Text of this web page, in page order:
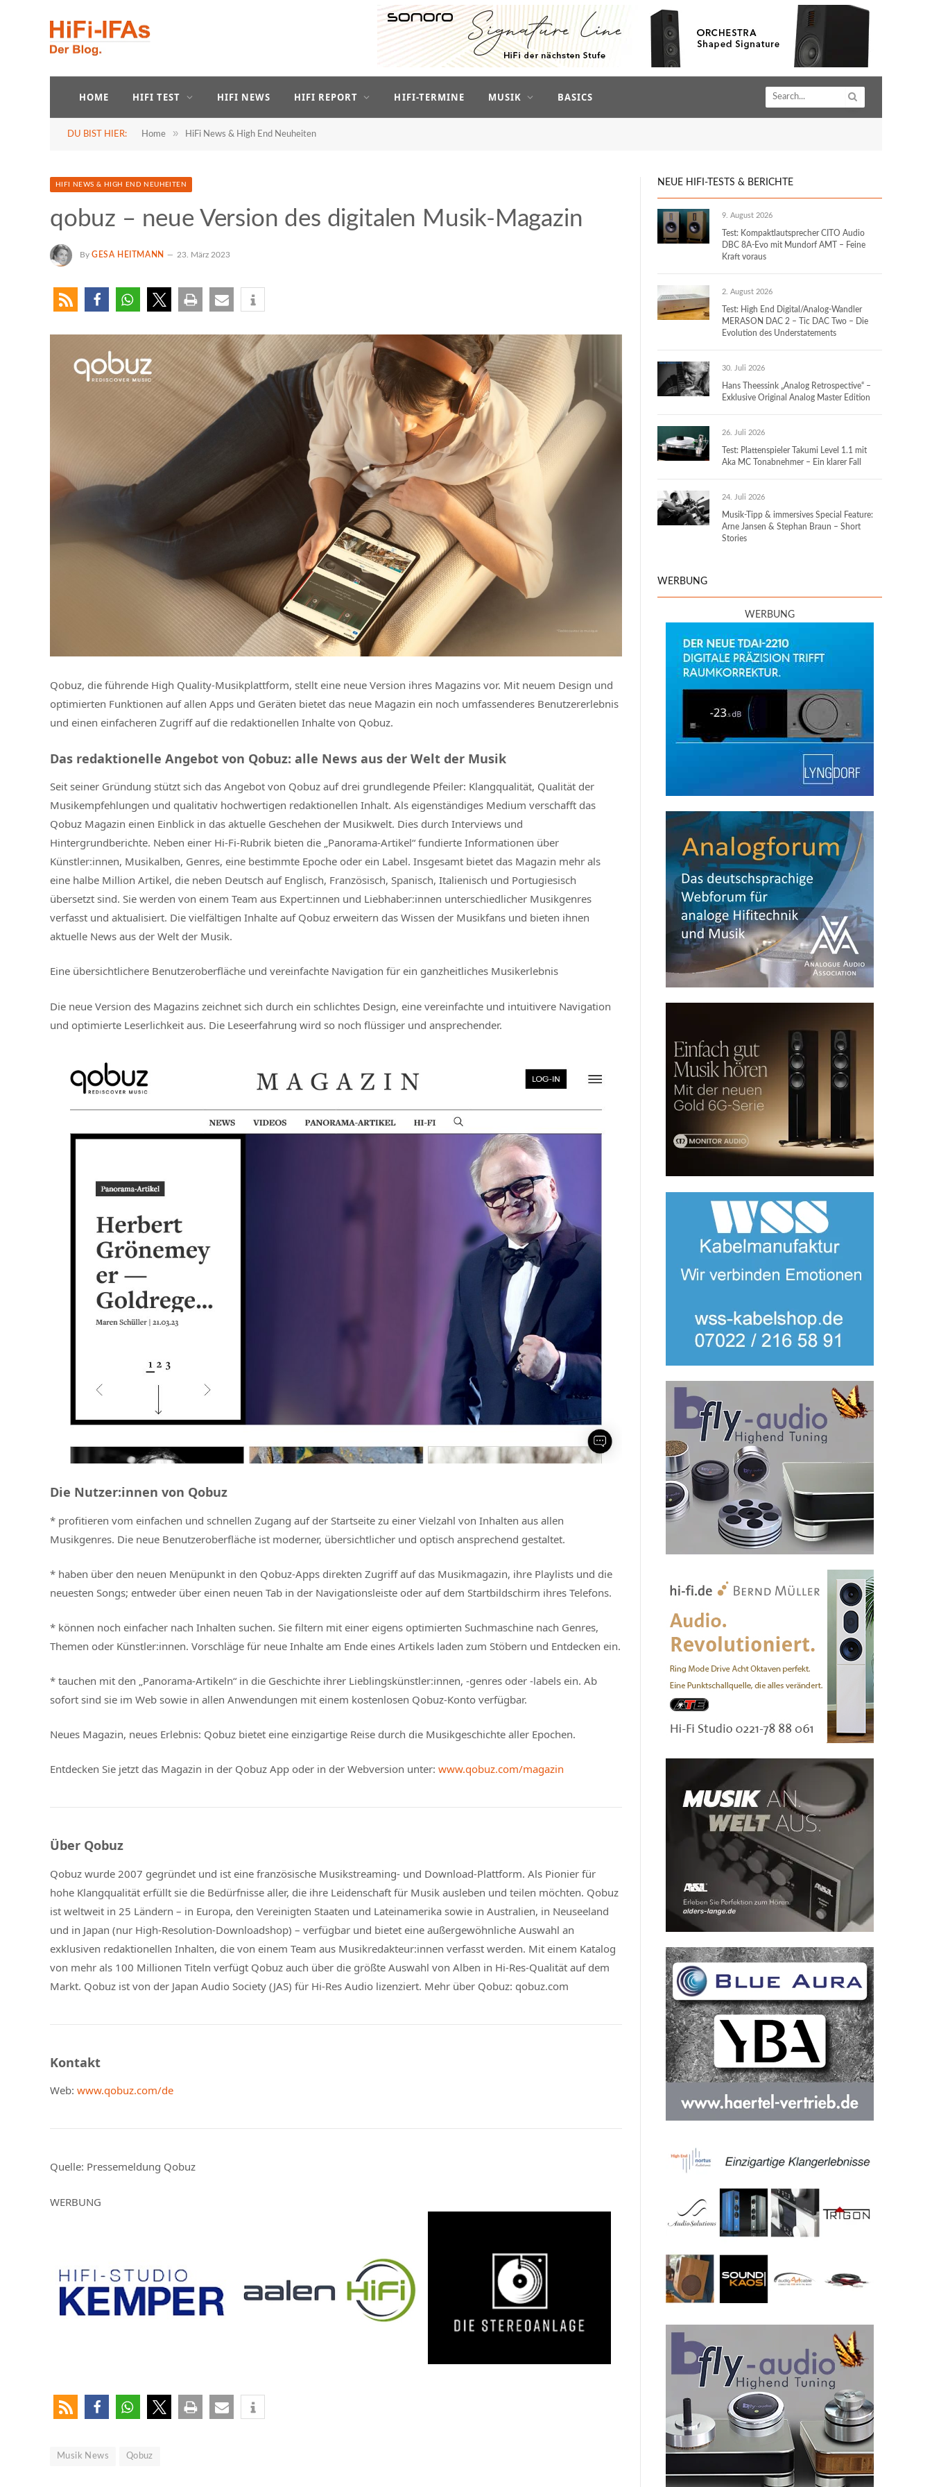
HOME HIFI TEST HIFI NEWS HIFI REPORT HIFI-TERMINE MUSIK BASICS
DU BIST HIER: Home » HiFi News & High End Neuheiten
HIFI NEWS & HIGH END NEUHEITEN
qobuz – neue Version des digitalen Musik-Magazin
By GESA HEITMANN 23. März 2023
Qobuz, die führende High Quality-Musikplattform, stellt eine neue Version ihres Magazins vor. Mit neuem Design und
optimierten Funktionen auf allen Apps und Geräten bietet das neue Magazin ein noch umfassenderes Benutzererlebnis
und einen einfacheren Zugriff auf die redaktionellen Inhalte von Qobuz.
Das redaktionelle Angebot von Qobuz: alle News aus der Welt der Musik
Seit seiner Gründung stützt sich das Angebot von Qobuz auf drei grundlegende Pfeiler: Klangqualität, Qualität der
Musikempfehlungen und qualitativ hochwertigen redaktionellen Inhalt. Als eigenständiges Medium verschafft das
Qobuz Magazin einen Einblick in das aktuelle Geschehen der Musikwelt. Dies durch Interviews und
Hintergrundberichte. Neben einer Hi-Fi-Rubrik bieten die „Panorama-Artikel“ fundierte Informationen über
Künstler:innen, Musikalben, Genres, eine bestimmte Epoche oder ein Label. Insgesamt bietet das Magazin mehr als
eine halbe Million Artikel, die neben Deutsch auf Englisch, Französisch, Spanisch, Italienisch und Portugiesisch
übersetzt sind. Sie werden von einem Team aus Expert:innen und Liebhaber:innen unterschiedlicher Musikgenres
verfasst und aktualisiert. Die vielfältigen Inhalte auf Qobuz erweitern das Wissen der Musikfans und bieten ihnen
aktuelle News aus der Welt der Musik.
Eine übersichtlichere Benutzeroberfläche und vereinfachte Navigation für ein ganzheitliches Musikerlebnis
Die neue Version des Magazins zeichnet sich durch ein schlichtes Design, eine vereinfachte und intuitivere Navigation
und optimierte Leserlichkeit aus. Die Leseerfahrung wird so noch flüssiger und ansprechender.
Die Nutzer:innen von Qobuz
* profitieren vom einfachen und schnellen Zugang auf der Startseite zu einer Vielzahl von Inhalten aus allen
Musikgenres. Die neue Benutzeroberfläche ist moderner, übersichtlicher und optisch ansprechend gestaltet.
* haben über den neuen Menüpunkt in den Qobuz-Apps direkten Zugriff auf das Musikmagazin, ihre Playlists und die
neuesten Songs; entweder über einen neuen Tab in der Navigationsleiste oder auf dem Startbildschirm ihres Telefons.
* können noch einfacher nach Inhalten suchen. Sie filtern mit einer eigens optimierten Suchmaschine nach Genres,
Themen oder Künstler:innen. Vorschläge für neue Inhalte am Ende eines Artikels laden zum Stöbern und Entdecken ein.
* tauchen mit den „Panorama-Artikeln“ in die Geschichte ihrer Lieblingskünstler:innen, -genres oder -labels ein. Ab
sofort sind sie im Web sowie in allen Anwendungen mit einem kostenlosen Qobuz-Konto verfügbar.
Neues Magazin, neues Erlebnis: Qobuz bietet eine einzigartige Reise durch die Musikgeschichte aller Epochen.
Entdecken Sie jetzt das Magazin in der Qobuz App oder in der Webversion unter: www.qobuz.com/magazin
Über Qobuz
Qobuz wurde 2007 gegründet und ist eine französische Musikstreaming- und Download-Plattform. Als Pionier für
hohe Klangqualität erfüllt sie die Bedürfnisse aller, die ihre Leidenschaft für Musik ausleben und teilen möchten. Qobuz
ist weltweit in 25 Ländern – in Europa, den Vereinigten Staaten und Lateinamerika sowie in Australien, in Neuseeland
und in Japan (nur High-Resolution-Downloadshop) – verfügbar und bietet eine außergewöhnliche Auswahl an
exklusiven redaktionellen Inhalten, die von einem Team aus Musikredakteur:innen verfasst werden. Mit einem Katalog
von mehr als 100 Millionen Titeln verfügt Qobuz auch über die größte Auswahl von Alben in Hi-Res-Qualität auf dem
Markt. Qobuz ist von der Japan Audio Society (JAS) für Hi-Res Audio lizenziert. Mehr über Qobuz: qobuz.com
Kontakt
Web: www.qobuz.com/de
Quelle: Pressemeldung Qobuz
WERBUNG
Musik News Qobuz
NEUE HIFI-TESTS & BERICHTE
9. August 2026
Test: Kompaktlautsprecher CITO Audio
DBC 8A-Evo mit Mundorf AMT – Feine
Kraft voraus
2. August 2026
Test: High End Digital/Analog-Wandler
MERASON DAC 2 – Tic DAC Two – Die
Evolution des Understatements
30. Juli 2026
Hans Theessink „Analog Retrospective“ –
Exklusive Original Analog Master Edition
26. Juli 2026
Test: Plattenspieler Takumi Level 1.1 mit
Aka MC Tonabnehmer – Ein klarer Fall
24. Juli 2026
Musik-Tipp & immersives Special Feature:
Arne Jansen & Stephan Braun – Short
Stories
WERBUNG
WERBUNG